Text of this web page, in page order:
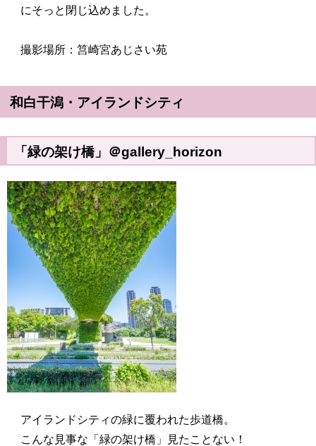
にそっと閉じ込めました。
撮影場所：筥崎宮あじさい苑
和白干潟・アイランドシティ
「緑の架け橋」＠gallery_horizon
アイランドシティの緑に覆われた歩道橋。
こんな見事な「緑の架け橋」見たことない！